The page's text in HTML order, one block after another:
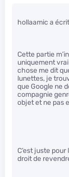
hollaamic a
Cette partie
uniquement
chose me dit
lunettes, je
que Google ne
compagnie
objet et ne pas
C’est juste
droit de